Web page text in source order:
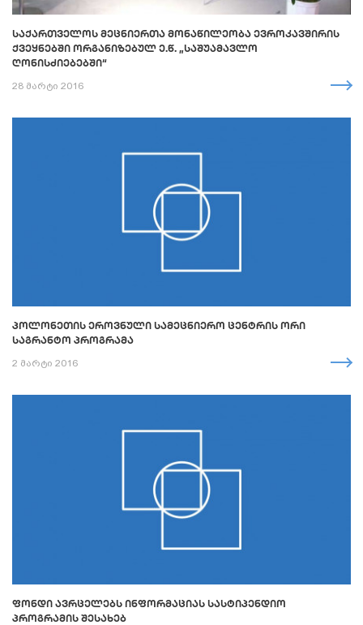
ᲡᲐᲥᲐᲠᲗᲕᲔᲚᲝᲡ ᲛᲔᲪᲜᲘᲔᲠᲗᲐ ᲛᲝᲜᲐᲬᲘᲚᲔᲝᲑᲐ ᲔᲕᲠᲝᲙᲐᲕᲨᲘᲠᲘᲡ
ᲥᲕᲔᲧᲜᲔᲑᲨᲘ ᲝᲠᲒᲐᲜᲘᲖᲔᲑᲣᲚ Ე.Წ. „ᲡᲐᲨᲣᲐᲛᲐᲕᲚᲝ
ᲦᲝᲜᲘᲡᲫᲘᲔᲑᲔᲑᲨᲘ“
28 მარტი 2016
ᲞᲝᲚᲝᲜᲔᲗᲘᲡ ᲔᲠᲝᲕᲜᲣᲚᲘ ᲡᲐᲛᲔᲪᲜᲘᲔᲠᲝ ᲪᲔᲜᲢᲠᲘᲡ ᲝᲠᲘ
ᲡᲐᲒᲠᲐᲜᲢᲝ ᲞᲠᲝᲒᲠᲐᲛᲐ
2 მარტი 2016
ᲤᲝᲜᲓᲘ ᲐᲕᲠᲪᲔᲚᲔᲑᲡ ᲘᲜᲤᲝᲠᲛᲐᲪᲘᲐᲡ ᲡᲐᲡᲢᲘᲞᲔᲜᲓᲘᲝ
ᲞᲠᲝᲒᲠᲐᲛᲘᲡ ᲨᲔᲡᲐᲮᲔᲑ